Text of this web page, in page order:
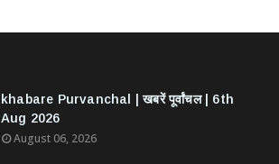
khabare Purvanchal | खबरें पूर्वांचल | 6th
Aug 2026
August 06, 2026